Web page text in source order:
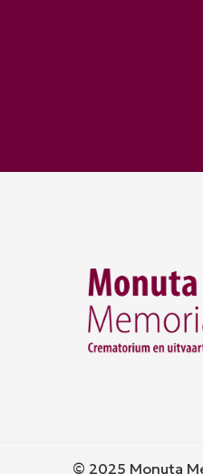
© 2025 Monuta